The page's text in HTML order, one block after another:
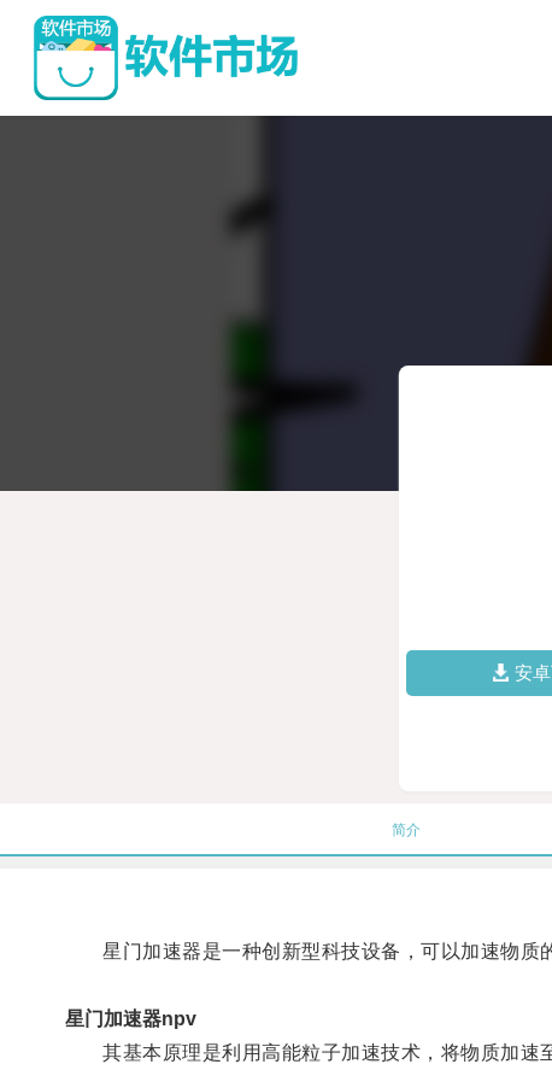
安
简介
星门加速器是一种创新型科技设备，可以加速物质
星门加速器npv
其基本原理是利用高能粒子加速技术，将物质加速